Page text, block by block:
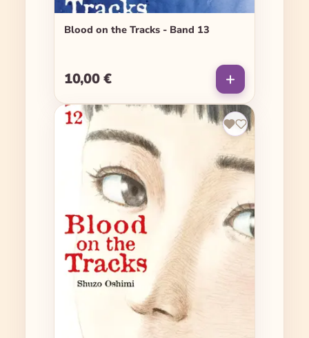
Blood on the Tracks - Band 13
Regulärer Preis:
10,00 €